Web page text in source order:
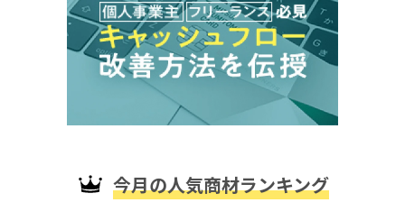
今月の人気商材ランキング